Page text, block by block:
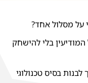
על מסלול אחד?
בלי להישחק
בסיס טכנולוגי